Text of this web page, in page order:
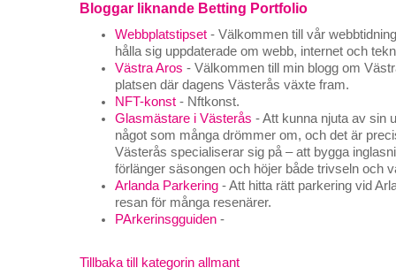
Bloggar liknande Betting Portfolio
Webbplatstipset - Välkommen till vår
hålla sig uppdaterade om webb, internet och
Västra Aros - Välkommen till min blogg om
platsen där dagens Västerås växte fram.
NFT-konst - Nftkonst.
Glasmästare i Västerås - Att kunna njuta av sin
något som många drömmer om, och det är
Västerås specialiserar sig på – att bygga
förlänger säsongen och höjer både trivseln och
Arlanda Parkering - Att hitta rätt parkering vid
resan för många resenärer.
PArkerinsgguiden -
Tillbaka till kategorin allmant